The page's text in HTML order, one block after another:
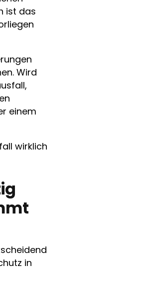
ist das
Wird
einem
wirklich
in